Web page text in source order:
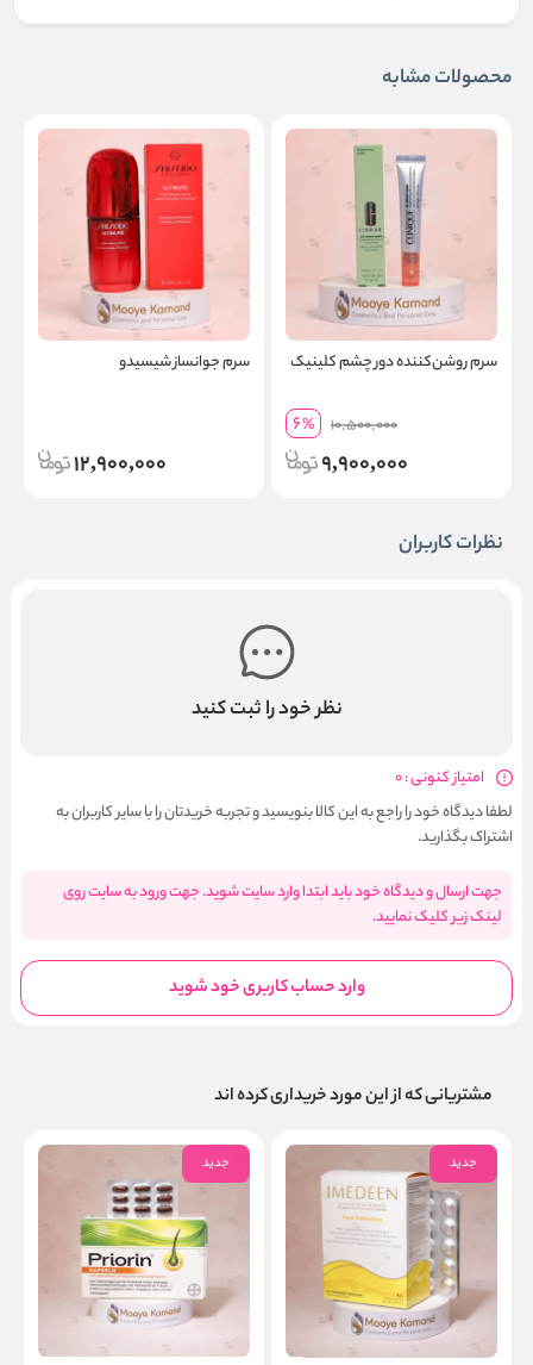
محصولات مشابه
سرم روشن‌کننده دور چشم کلینیک
10,500,000
6%
9,900,000
سرم جوانساز شیسیدو
12,900,000
نظرات کاربران
نظر خود را ثبت کنید
امتیاز کنونی : 0
لطفا دیدگاه خود را راجع به این کالا بنویسید و تجربه خریدتان را با سایر کاربران به
اشتراک بگذارید.
جهت ارسال و دیدگاه خود باید ابتدا وارد سایت شوید. جهت ورود به سایت روی
لینک زیر کلیک نمایید.
وارد حساب کاربری خود شوید
مشتریانی که از این مورد خریداری کرده اند
جدید جدید